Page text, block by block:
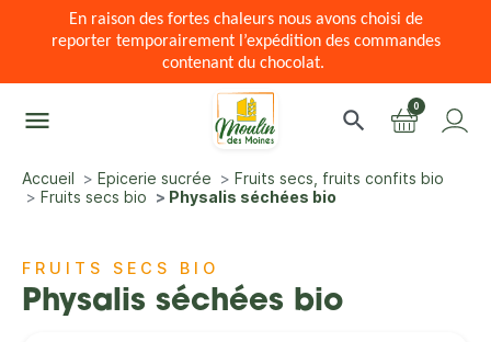
En raison des fortes chaleurs nous avons choisi de
reporter temporairement l’expédition des commandes
contenant du chocolat.
menu search 0
Accueil Epicerie sucrée
Fruits secs, fruits confits bio
Fruits secs bio
Physalis séchées bio
FRUITS SECS BIO
Physalis séchées bio